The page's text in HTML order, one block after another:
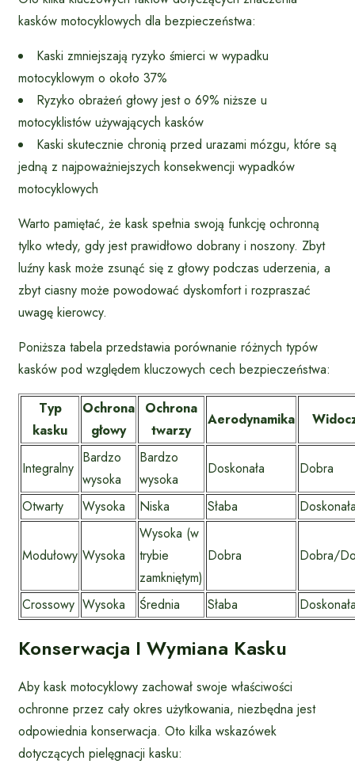
kasków motocyklowych dla bezpieczeństwa:
Kaski zmniejszają ryzyko śmierci w wypadku
motocyklowym o około 37%
Ryzyko obrażeń głowy jest o 69% niższe u
motocyklistów używających kasków
Kaski skutecznie chronią przed urazami mózgu, które są
jedną z najpoważniejszych konsekwencji wypadków
motocyklowych
Warto pamiętać, że kask spełnia swoją funkcję ochronną
tylko wtedy, gdy jest prawidłowo dobrany i noszony. Zbyt
luźny kask może zsunąć się z głowy podczas uderzenia, a
zbyt ciasny może powodować dyskomfort i rozpraszać
uwagę kierowcy.
Poniższa tabela przedstawia porównanie różnych typów
kasków pod względem kluczowych cech bezpieczeństwa:
Typ
kasku
Ochrona
głowy
Ochrona
twarzy
Aerodynamika
Integralny
Bardzo
wysoka
Bardzo
wysoka
Doskonała Dobra
Otwarty Wysoka Niska Słaba
Modułowy Wysoka
Wysoka (w
trybie
zamkniętym)
Dobra Dobra/
Crossowy Wysoka Średnia Słaba
Konserwacja I Wymiana Kasku
Aby kask motocyklowy zachował swoje właściwości
ochronne przez cały okres użytkowania, niezbędna jest
odpowiednia konserwacja. Oto kilka wskazówek
dotyczących pielęgnacji kasku: